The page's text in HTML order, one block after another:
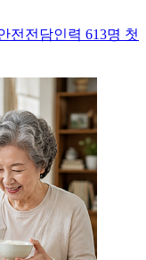
전전담인력 613명 첫